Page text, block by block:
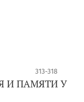
313-318
И ПАМЯТИ У